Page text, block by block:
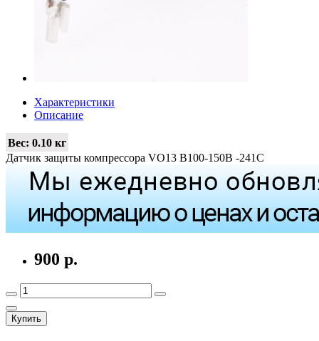
Характеристики
Описание
Вес: 0.10 кг
Датчик защиты компрессора VO13 B100-150B -241C
900 р.
Купить